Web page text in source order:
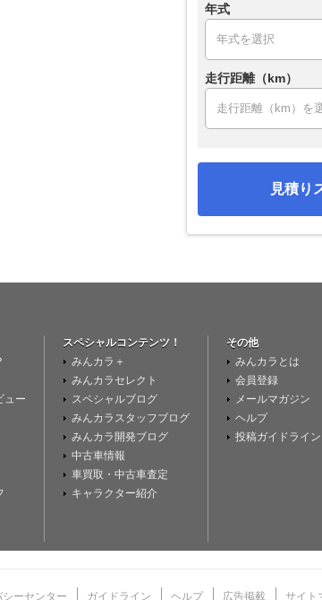
年式
走行距離（km）
見積り
ュー
スペシャルコンテンツ！
みんカラ＋
みんカラセレクト
スペシャルブログ
みんカラスタッフブログ
みんカラ開発ブログ
中古車情報
車買取・中古車査定
キャラクター紹介
その他
みんカラとは
会員登録
メールマガジン
ヘルプ
投稿ガイドライ
シーセンター ガイドライン ヘルプ 広告掲載 サイト